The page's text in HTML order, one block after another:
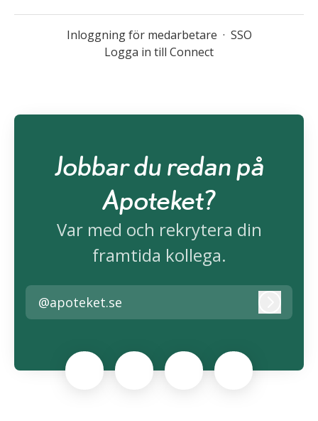
Inloggning för medarbetare · SSO
Logga in till Connect
Jobbar du redan på
Apoteket?
Var med och rekrytera din
framtida kollega.
@apoteket.se